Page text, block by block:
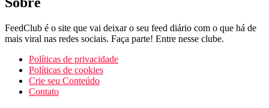
FeedClub é o site que vai deixar o seu feed diário com o que há de
mais viral nas redes sociais. Faça parte! Entre nesse clube.
Políticas de privacidade
Políticas de cookies
Crie seu Conteúdo
Contato